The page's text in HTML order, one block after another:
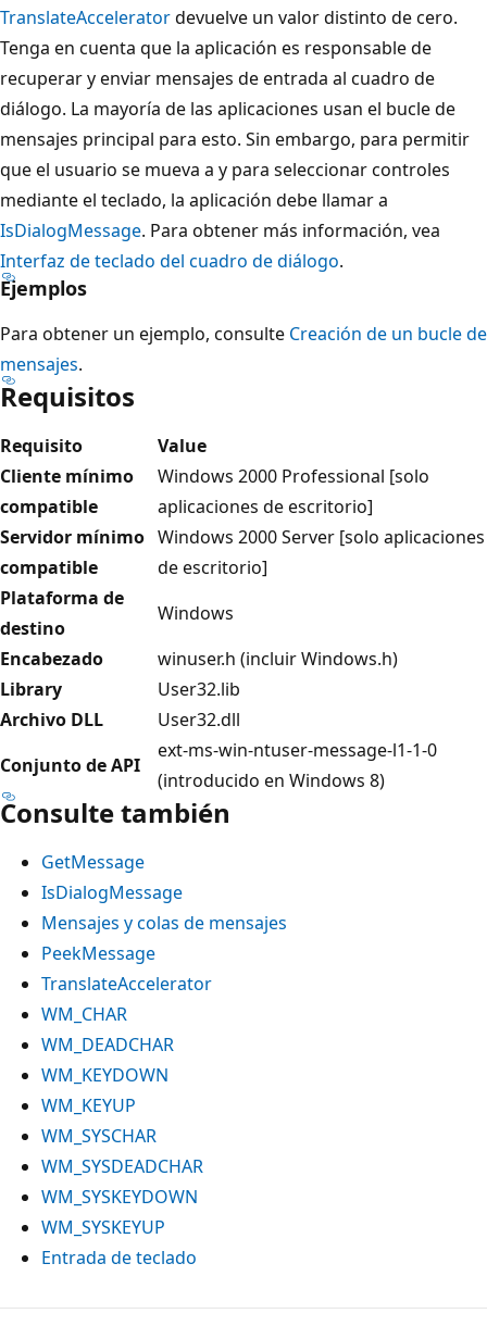
TranslateAcceleratordevuelve un valor distinto de cero.
Tenga en cuenta que la aplicación es responsable de
recuperar y enviar mensajes de entrada al cuadro de
diálogo. La mayoría de las aplicaciones usan el bucle de
mensajes principal para esto. Sin embargo, para permitir
que el usuario se mueva a y para seleccionar controles
mediante el teclado, la aplicación debe llamar a
IsDialogMessage. Para obtener más información, vea
Interfaz de teclado del cuadro de diálogo.
Ejemplos
Para obtener un ejemplo, consulte Creación de un bucle de
mensajes.
Requisitos
Requisito
Value
Cliente mínimo
compatible
Windows 2000 Professional [solo
aplicaciones de escritorio]
Servidor mínimo
compatible
Windows 2000 Server [solo aplicaciones
de escritorio]
Plataforma de
destino
Windows
Encabezado
winuser.h (incluir Windows.h)
Library
User32.lib
Archivo DLL
User32.dll
Conjunto de API
ext-ms-win-ntuser-message-l1-1-0
(introducido en Windows 8)
Consulte también
GetMessage
IsDialogMessage
Mensajes y colas de mensajes
PeekMessage
TranslateAccelerator
WM_CHAR
WM_DEADCHAR
WM_KEYDOWN
WM_KEYUP
WM_SYSCHAR
WM_SYSDEADCHAR
WM_SYSKEYDOWN
WM_SYSKEYUP
Entrada de teclado
Modo